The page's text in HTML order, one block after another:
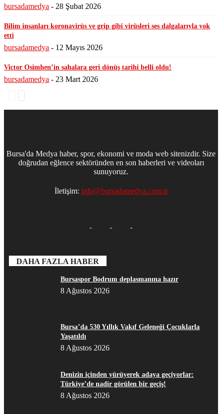
bursadamedya - 28 Şubat 2026
Bilim insanları koronavirüs ve grip gibi virüsleri ses dalgalarıyla yok
etti
bursadamedya - 12 Mayıs 2026
Victor Osimhen’in sahalara geri dönüş tarihi belli oldu!
bursadamedya - 23 Mart 2026
Bursa'da Medya haber, spor, ekonomi ve moda web sitenizdir. Size
doğrudan eğlence sektöründen en son haberleri ve videoları
sunuyoruz.
İletişim: info@bursadamedya.com.tr
DAHA FAZLA HABER
Bursaspor Bodrum deplasmanına hazır
8 Ağustos 2026
Bursa’da 530 Yıllık Vakıf Geleneği Çocuklarla
Yaşatıldı
8 Ağustos 2026
Denizin içinden yürüyerek adaya geçiyorlar:
Türkiye’de nadir görülen bir geçiş!
8 Ağustos 2026